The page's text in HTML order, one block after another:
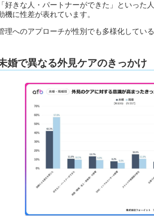
好きな人・パートナーができた」といった
機に性差が表れています。
理へのアプローチが性別でも多様化してい
婚で異なる外見ケアのきっかけ